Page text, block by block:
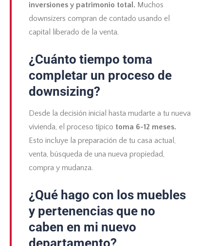
inversiones y patrimonio total. Muchos
downsizers compran de contado usando el
capital liberado de la venta.
¿Cuánto tiempo toma
completar un proceso de
downsizing?
Desde la decisión inicial hasta mudarte a tu nueva
vivienda, el proceso típico toma 6-12 meses.
Esto incluye la preparación de tu casa actual,
venta, búsqueda de una nueva propiedad,
compra y mudanza.
¿Qué hago con los muebles
y pertenencias que no
caben en mi nuevo